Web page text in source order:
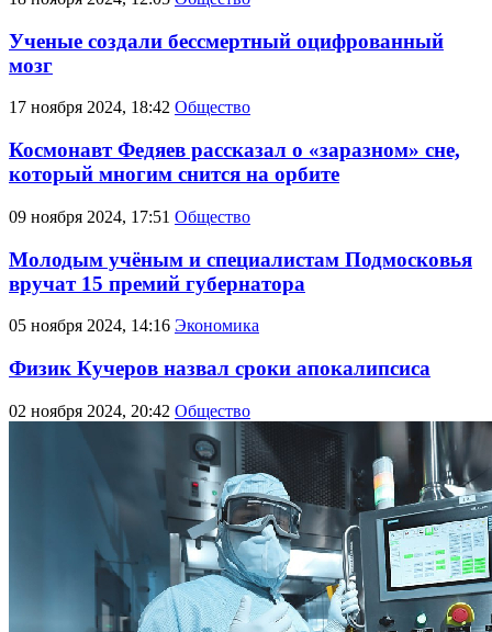
Ученые создали бессмертный оцифрованный
мозг
17 ноября 2024, 18:42 Общество
Космонавт Федяев рассказал о «заразном» сне,
который многим снится на орбите
09 ноября 2024, 17:51 Общество
Молодым учёным и специалистам Подмосковья
вручат 15 премий губернатора
05 ноября 2024, 14:16 Экономика
Физик Кучеров назвал сроки апокалипсиса
02 ноября 2024, 20:42 Общество